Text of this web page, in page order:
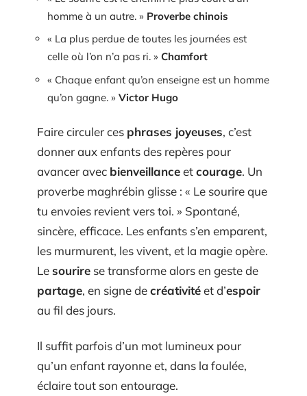
homme à un autre. » Proverbe chinois
« La plus perdue de toutes les journées est
celle où l’on n’a pas ri. » Chamfort
« Chaque enfant qu’on enseigne est un homme
qu’on gagne. » Victor Hugo
Faire circuler ces phrases joyeuses, c’est
donner aux enfants des repères pour
avancer avec bienveillanceetcourage. Un
proverbe maghrébin glisse : « Le sourire que
tu envoies revient vers toi. » Spontané,
sincère, efficace. Les enfants s’en emparent,
les murmurent, les vivent, et la magie opère.
Lesourire se transforme alors en geste de
partage, en signe decréativitéet d’espoir
au fil des jours.
Il suffit parfois d’un mot lumineux pour
qu’un enfant rayonne et, dans la foulée,
éclaire tout son entourage.